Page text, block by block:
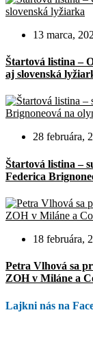
13 marca,
Štartová listina –
aj slovenská
28 februára,
Štartová listina –
Federica
18 februára,
Petra Vlhová sa
ZOH v Miláne a
Lajkni nás na